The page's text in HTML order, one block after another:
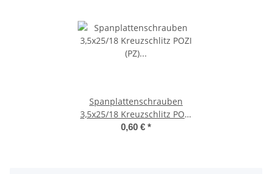
Spanplattenschrauben
3,5x25/18 Kreuzschlitz POZI
(PZ) (Teilgewinde) Senkkopf
0,60 € *